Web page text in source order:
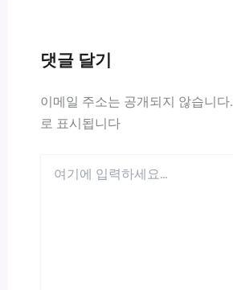
댓글 달기
이메일 주소는 공개되지 않습니다.
로 표시됩니다